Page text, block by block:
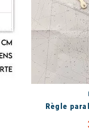
Règle